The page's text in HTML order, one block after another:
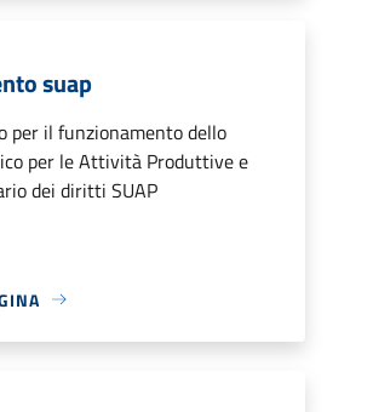
suap
per il funzionamento dello
per le Attività Produttive e
dei diritti SUAP